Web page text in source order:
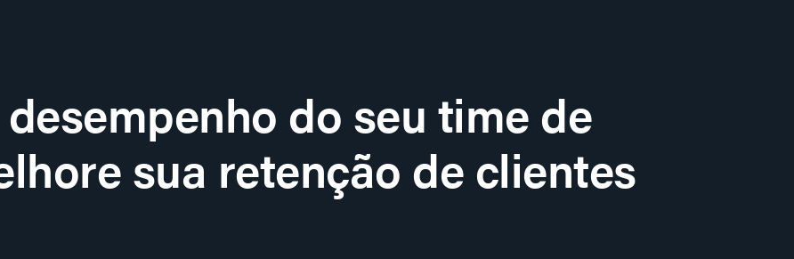
do seu time de
sua retenção de clientes